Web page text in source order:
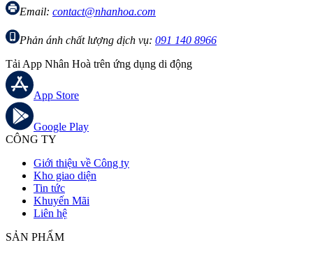
Email: contact@nhanhoa.com
Phản ánh chất lượng dịch vụ: 091 140 8966
Tải App Nhân Hoà trên ứng dụng di động
App Store
Google Play
CÔNG TY
Giới thiệu về Công ty
Kho giao diện
Tin tức
Khuyến Mãi
Liên hệ
SẢN PHẨM